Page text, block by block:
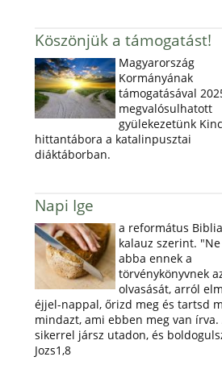
Köszönjük a támogatást!
Magyarország
Kormányának
támogatásával
megvalósulhatott
gyülekezetünk
hittantábora a katalinpusztai
diáktáborban.
Napi Ige
a református
kalauz szerint.
abba ennek a
törvénykönyvnek
olvasását, arról
éjjel-nappal, őrizd meg és tartsd
mindazt, ami ebben meg van írva.
sikerrel jársz utadon, és
Jozs1,8